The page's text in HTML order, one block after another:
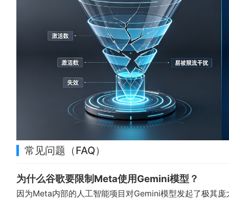
常见问题（FAQ）
为什么谷歌要限制Meta使用Gemini模型？
因为Meta内部的人工智能项目对Gemini模型发起了极其